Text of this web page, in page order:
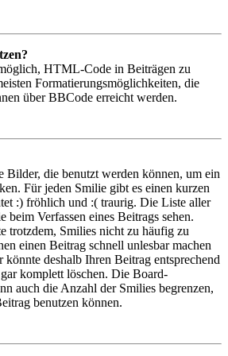
HTML-Code in Beiträgen zu
Formatierungsmöglichkeiten, die
über BBCode erreicht werden.
Bilder, die benutzt werden können, um ein
Für jeden Smilie gibt es einen kurzen
:) fröhlich und :( traurig. Die Liste aller
beim Verfassen eines Beitrags sehen.
trotzdem, Smilies nicht zu häufig zu
einen Beitrag schnell unlesbar machen
könnte deshalb Ihren Beitrag entsprechend
komplett löschen. Die Board-
auch die Anzahl der Smilies begrenzen,
benutzen können.